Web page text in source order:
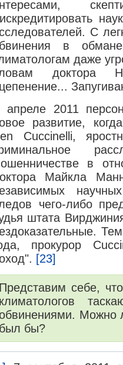
С
в
даже
доктора
апреле 2011
развитие,
Cuccinelli,
в
Майкла
чего-либо
штата
прокурор
[23]
Представим себе,
климатологов
Можно
был бы?